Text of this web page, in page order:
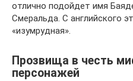
отлично подойдет имя
Смеральда. С английского
«изумрудная».
Прозвища в честь
персонажей